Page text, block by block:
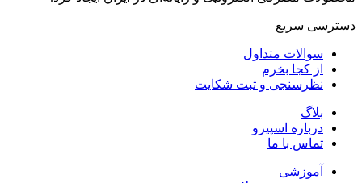
دسترسی‌ سریع
سوالات متداول
از کجا بخرم
نظرسنجی و ثبت شکایت
بلاگ
درباره اسپیرو
تماس با ما
آموزشی